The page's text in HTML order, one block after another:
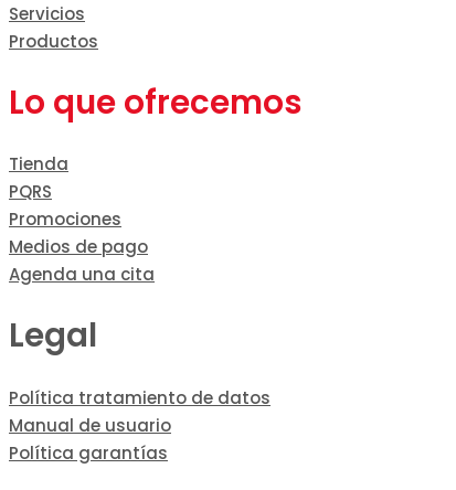
Servicios
Productos
Lo que ofrecemos
Tienda
PQRS
Promociones
Medios de pago
Agenda una cita
Legal
Política tratamiento de datos
Manual de usuario
Política garantías